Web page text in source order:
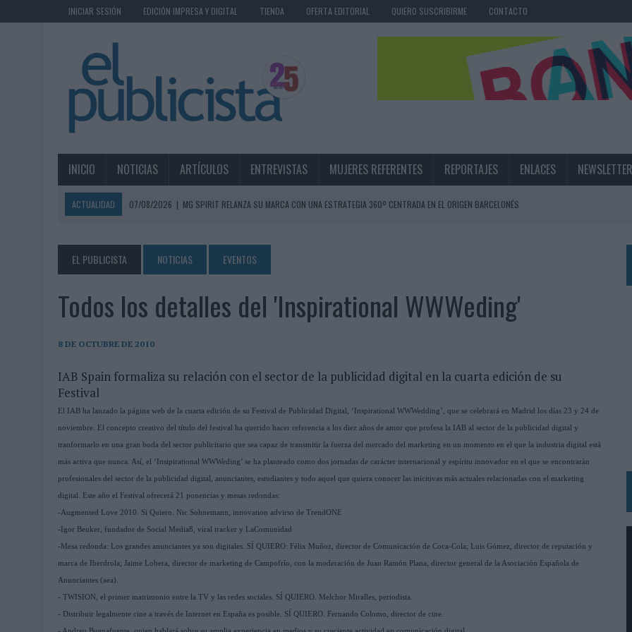
INICIAR SESIÓN EDICIÓN IMPRESA Y DIGITAL TIENDA OFERTA EDITORIAL QUIERO SUSCRIBIRME CONTACTO
INICIO NOTICIAS ARTÍCULOS ENTREVISTAS MUJERES REFERENTES REPORTAJES ENLACES NEWSLETTER
ACTUALIDAD 07/08/2026 | MG SPIRIT RELANZA SU MARCA CON UNA ESTRATEGIA 360º CENTRADA EN EL ORIGEN BARCELONÉS
07/08/2026 | VUELING CONVIERTE LOS RECUERDOS EN SOUVENIRS CON IA
07/08/2026
CUANDO SE APAGUE EL SOL, EL ECLIPSE DE 2026 PONDRÁ A PRUEBA LA CREATIVIDAD DE LAS MARCAS
06/08/2026
‘LA VUELTA’, DE FENOMENAL PARA MÁLAGA CF
06/08/2026
SIETE DE CADA DIEZ EMPRESAS ESPAÑOLAS NO INTEGRAN LA INFANCIA EN SU ESTRATEGIA
06/08/2026
06/08/2026 | SYSTEM1 NOMBRA A KIMBERLY BASTONI COMO NUEVA DIRECTORA COMERCIAL GLOBAL
06/08/2026 | LA IA ESTÁ SUBIENDO EL LISTÓN DE LA CREATIVIDAD
05/08/2026 | BEON WORLDWIDE LANZA RAÍZ URBANA PARA TRANSFORMAR EL PATRIMONIO HISTÓRICO EN ACTIVOS CULTURALES Y ECONÓMICOS
05/08/2026
| FABRA COMUNICACIÓN INCORPORA A CASONÁ Y ASUME LA GESTIÓN DE SUS RELACIONES CON LOS MEDIOS
05/08/2026 | LOPESAN HOTELS & RESORTS ACERCA EL PARAÍSO CANARIO EN SU ÚLTIMA CAMPAÑA INTERNACIONAL
LUIS ARQUILLOS (BURGO DE ARIAS): “LA CONSTRUCCIÓN DE MARCA A LARGO PLAZO Y LA MEDICIÓN SON DOS CARAS DE LA MISMA
MONEDA”
04/08/2026 | ‘EL PARAÍSO MÁS CERCA’, DE 22GRADOS PARA LOPESAN HOTELS & RESORTS
EL PUBLICISTA NOTICIAS EVENTOS
Todos los detalles del 'Inspirational WWWeding'
8 DE OCTUBRE DE 2010
IAB Spain formaliza su relación con el sector de la publicidad digital en la cuarta edición de su
Festival
El IAB ha lanzado la página web de la cuarta edición de su Festival de Publicidad Digital, ‘Inspirational WWWedding’, que se celebrará en Madrid los días 23 y 24 de
noviembre. El concepto creativo del título del festival ha querido hacer referencia a los diez años de amor que profesa la IAB al sector de la publicidad digital y
tranformarlo en una gran boda del sector publicitario que sea capaz de transmitir la fuerza del mercado del marketing en un momento en el que la industria digital está
más activa que nunca. Así, el ‘Insipirational WWWeding’ se ha planteado como dos jornadas de carácter internacional y espíritu innovador en el que se encontraràn
profesionales del sector de la publicidad digital, anunciantes, estudiantes y todo aquel que quiera conocer las inicitivas más actuales relacionadas con el marketing
digital. Este año el Festival ofrecerá 21 ponencias y mesas redondas:
-Augmented Love 2010. Si Quiero. Nic Sohnemann, innovation advirso de TrendONE
-Igor Beuker, fundador de Social Media8, viral tracker y LaComunidad
-Mesa redonda: Los grandes anunciantes ya son digitales. SÍ QUIERO: Félix Muñoz, director de Comunicación de Coca-Cola; Luis Gómez, director de reputación y
marca de Iberdrola; Jaime Lobera, director de marketing de Campofrío, con la moderación de Juan Ramón Plana, director general de la Asociación Española de
Anunciantes (aea).
- TWISION, el primer matrimonio entre la TV y las redes sociales. SÍ QUIERO. Melchor Miralles, periodista.
- Distribuir legalmente cine a través de Internet en España es posible. SÍ QUIERO. Fernando Colomo, director de cine.